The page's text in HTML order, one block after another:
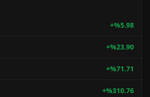
+%5.98
+%23.90
+%71.71
+%310.76